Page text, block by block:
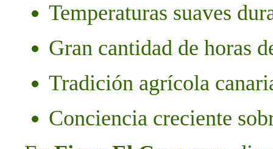
Temperaturas suaves
Gran cantidad de horas
Tradición agrícola
Conciencia creciente